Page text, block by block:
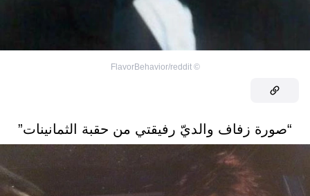
©
FlavorBehavior/reddit
“صورة زفاف والديّ رفيقتي من حقبة الثمانينات”